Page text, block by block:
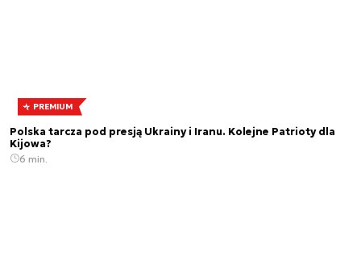
PREMIUM
Polska tarcza pod presją Ukrainy i Iranu. Kolejne Patrioty dla
Kijowa?
6 min.